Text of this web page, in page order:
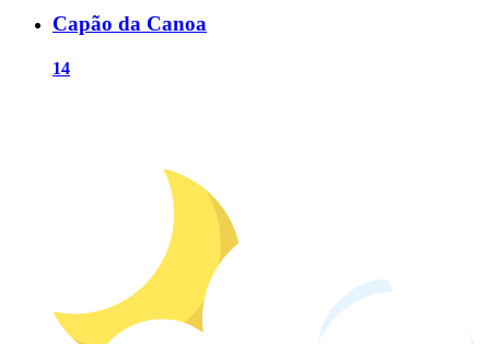
Capão da Canoa
14